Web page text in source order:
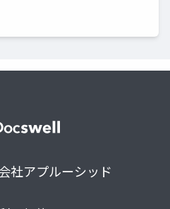
社アプルーシッド